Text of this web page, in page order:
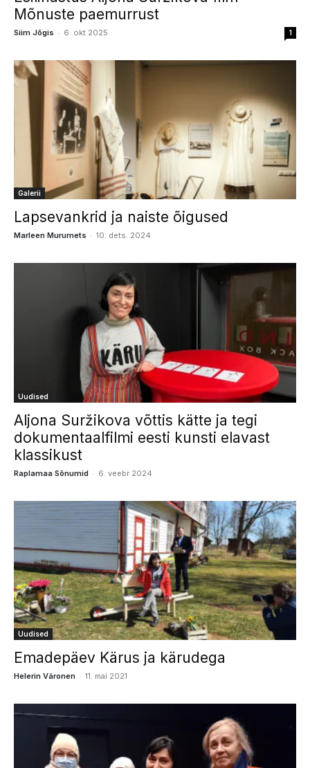
Mõnuste paemurrust
Siim Jõgis - 6. okt 2025 1
Galerii
Lapsevankrid ja naiste õigused
Marleen Murumets - 10. dets. 2024
Uudised
Aljona Suržikova võttis kätte ja tegi
dokumentaalfilmi eesti kunsti elavast
klassikust
Raplamaa Sõnumid - 6. veebr 2024
Uudised
Emadepäev Kärus ja kärudega
Helerin Väronen - 11. mai 2021